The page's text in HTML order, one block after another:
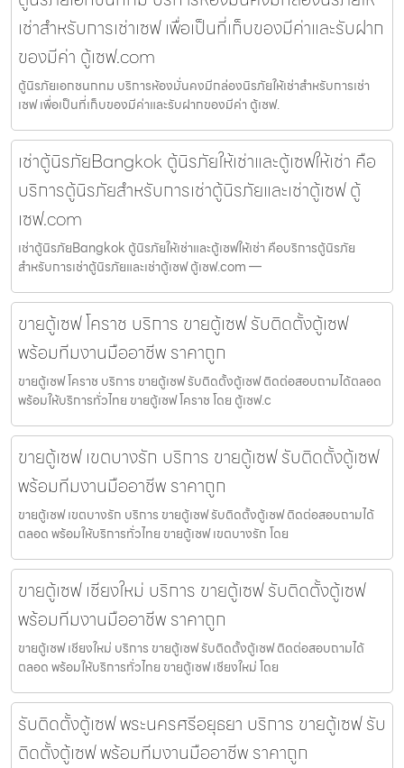
เช่าสำหรับการเช่าเซฟ เพื่อเป็นที่เก็บของมีค่าและรับฝาก
ของมีค่า ตู้เซฟ.com
ตู้นิรภัยเอกชนกทม บริการห้องมั่นคงมีกล่องนิรภัยให้เช่าสำหรับการเช่า
เซฟ เพื่อเป็นที่เก็บของมีค่าและรับฝากของมีค่า ตู้เซฟ.
เช่าตู้นิรภัยBangkok ตู้นิรภัยให้เช่าและตู้เซฟให้เช่า คือ
บริการตู้นิรภัยสำหรับการเช่าตู้นิรภัยและเช่าตู้เซฟ ตู้
เซฟ.com
เช่าตู้นิรภัยBangkok ตู้นิรภัยให้เช่าและตู้เซฟให้เช่า คือบริการตู้นิรภัย
สำหรับการเช่าตู้นิรภัยและเช่าตู้เซฟ ตู้เซฟ.com —
ขายตู้เซฟ โคราช บริการ ขายตู้เซฟ รับติดตั้งตู้เซฟ
พร้อมทีมงานมืออาชีพ ราคาถูก
ขายตู้เซฟ โคราช บริการ ขายตู้เซฟ รับติดตั้งตู้เซฟ ติดต่อสอบถามได้ตลอด
พร้อมให้บริการทั่วไทย ขายตู้เซฟ โคราช โดย ตู้เซฟ.c
ขายตู้เซฟ เขตบางรัก บริการ ขายตู้เซฟ รับติดตั้งตู้เซฟ
พร้อมทีมงานมืออาชีพ ราคาถูก
ขายตู้เซฟ เขตบางรัก บริการ ขายตู้เซฟ รับติดตั้งตู้เซฟ ติดต่อสอบถามได้
ตลอด พร้อมให้บริการทั่วไทย ขายตู้เซฟ เขตบางรัก โดย
ขายตู้เซฟ เชียงใหม่ บริการ ขายตู้เซฟ รับติดตั้งตู้เซฟ
พร้อมทีมงานมืออาชีพ ราคาถูก
ขายตู้เซฟ เชียงใหม่ บริการ ขายตู้เซฟ รับติดตั้งตู้เซฟ ติดต่อสอบถามได้
ตลอด พร้อมให้บริการทั่วไทย ขายตู้เซฟ เชียงใหม่ โดย
รับติดตั้งตู้เซฟ พระนครศรีอยุธยา บริการ ขายตู้เซฟ รับ
ติดตั้งตู้เซฟ พร้อมทีมงานมืออาชีพ ราคาถูก